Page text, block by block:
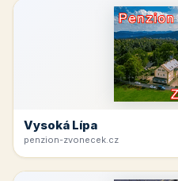
Vysoká Lípa
penzion-zvonecek.cz